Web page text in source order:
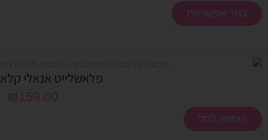
בחר אפשרויות
פלאשלייט אנאלי
₪ 159.00
הוספה לסל